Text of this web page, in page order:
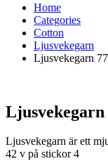
Home
Categories
Cotton
Ljusvekegarn
Ljusvekegarn
Ljusvekegarn
Ljusvekegarn är ett
42 v på stickor 4